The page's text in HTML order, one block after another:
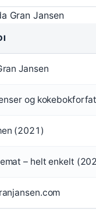
Gran Jansen
Jansen
og
(2021)
– helt enkelt